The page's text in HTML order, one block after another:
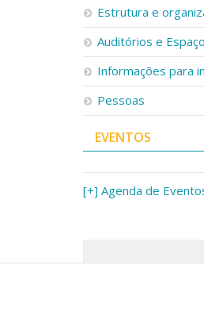
Estrutura e
Auditórios e
Informações para
Pessoas
EVENTOS
[+] Agenda de